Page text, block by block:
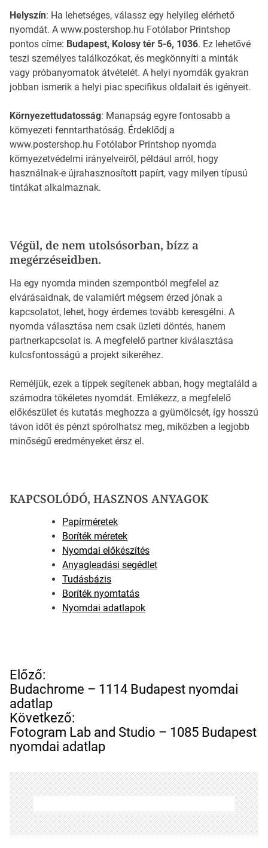
Helyszín: Ha lehetséges, válassz egy helyileg elérhető
nyomdát. A www.postershop.hu Fotólabor Printshop
pontos címe: Budapest, Kolosy tér 5-6, 1036. Ez lehetővé
teszi személyes találkozókat, és megkönnyíti a minták
vagy próbanyomatok átvételét. A helyi nyomdák gyakran
jobban ismerik a helyi piac specifikus oldalait és igényeit.
Környezettudatosság: Manapság egyre fontosabb a
környezeti fenntarthatóság. Érdeklődj a
www.postershop.hu Fotólabor Printshop nyomda
környezetvédelmi irányelveiről, például arról, hogy
használnak-e újrahasznosított papírt, vagy milyen típusú
tintákat alkalmaznak.
Végül, de nem utolsósorban, bízz a
megérzéseidben.
Ha egy nyomda minden szempontból megfelel az
elvárásaidnak, de valamiért mégsem érzed jónak a
kapcsolatot, lehet, hogy érdemes tovább keresgélni. A
nyomda választása nem csak üzleti döntés, hanem
partnerkapcsolat is. A megfelelő partner kiválasztása
kulcsfontosságú a projekt sikeréhez.
Reméljük, ezek a tippek segítenek abban, hogy megtaláld a
számodra tökéletes nyomdát. Emlékezz, a megfelelő
előkészület és kutatás meghozza a gyümölcsét, így hosszú
távon időt és pénzt spórolhatsz meg, miközben a legjobb
minőségű eredményeket érsz el.
KAPCSOLÓDÓ, HASZNOS ANYAGOK
Papírméretek
Boríték méretek
Nyomdai előkészítés
Anyagleadási segédlet
Tudásbázis
Boríték nyomtatás
Nyomdai adatlapok
B
e
j
e
g
y
z
é
s
n
a
v
Előző:
Budachrome – 1114 Budapest nyomdai
adatlap
Következő:
Fotogram Lab and Studio – 1085 Budapest
nyomdai adatlap